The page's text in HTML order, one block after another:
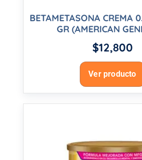
BETAMETASONA CREMA
GR (AMERICAN
$12,800
Ver producto